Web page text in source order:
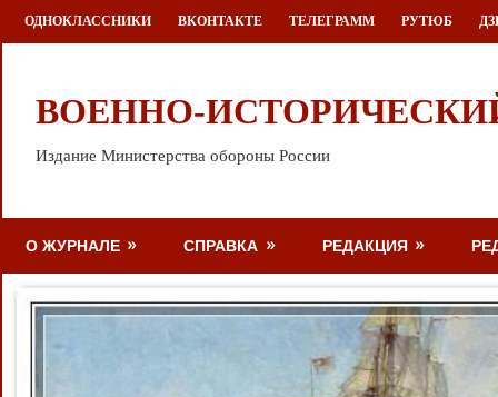
Перейти
к
ОДНОКЛАССНИКИ ВКОНТАКТЕ ТЕЛЕГРАММ РУТЮБ
ВОЕННО-
Издание Министерства обороны России
О ЖУРНАЛЕ СПРАВКА РЕДАКЦИЯ